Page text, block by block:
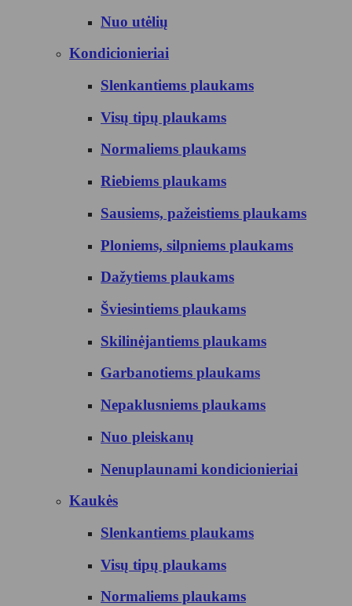
Nuo utėlių
Kondicionieriai
Slenkantiems plaukams
Visų tipų plaukams
Normaliems plaukams
Riebiems plaukams
Sausiems, pažeistiems plaukams
Ploniems, silpniems plaukams
Dažytiems plaukams
Šviesintiems plaukams
Skilinėjantiems plaukams
Garbanotiems plaukams
Nepaklusniems plaukams
Nuo pleiskanų
Nenuplaunami kondicionieriai
Kaukės
Slenkantiems plaukams
Visų tipų plaukams
Normaliems plaukams